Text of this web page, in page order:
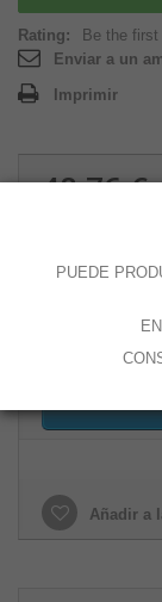
Rating:
Be the
Enviar a un
Imprimir
48,76 €
Cantidad
Añadir a
PUEDE